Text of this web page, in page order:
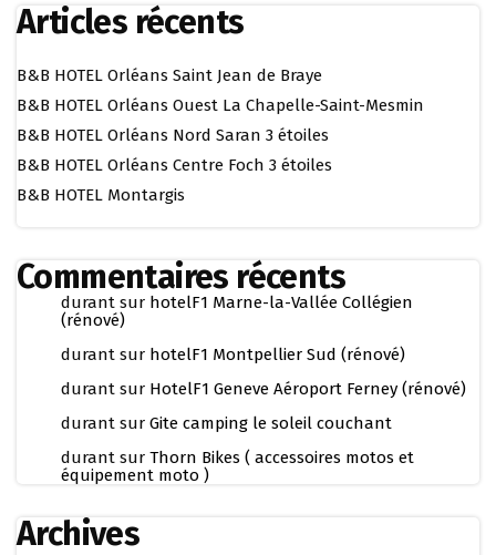
Articles récents
B&B HOTEL Orléans Saint Jean de Braye
B&B HOTEL Orléans Ouest La Chapelle-Saint-Mesmin
B&B HOTEL Orléans Nord Saran 3 étoiles
B&B HOTEL Orléans Centre Foch 3 étoiles
B&B HOTEL Montargis
Commentaires récents
durant sur hotelF1 Marne-la-Vallée Collégien
(rénové)
durant sur hotelF1 Montpellier Sud (rénové)
durant sur HotelF1 Geneve Aéroport Ferney (rénové)
durant sur Gite camping le soleil couchant
durant sur Thorn Bikes ( accessoires motos et
équipement moto )
Archives